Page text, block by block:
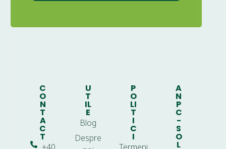
C
O
N
T
A
C
T
U
T
IL
E
Blog
Despre
P
O
LI
T
I
C
I
A
N
P
C
-
S
O
L